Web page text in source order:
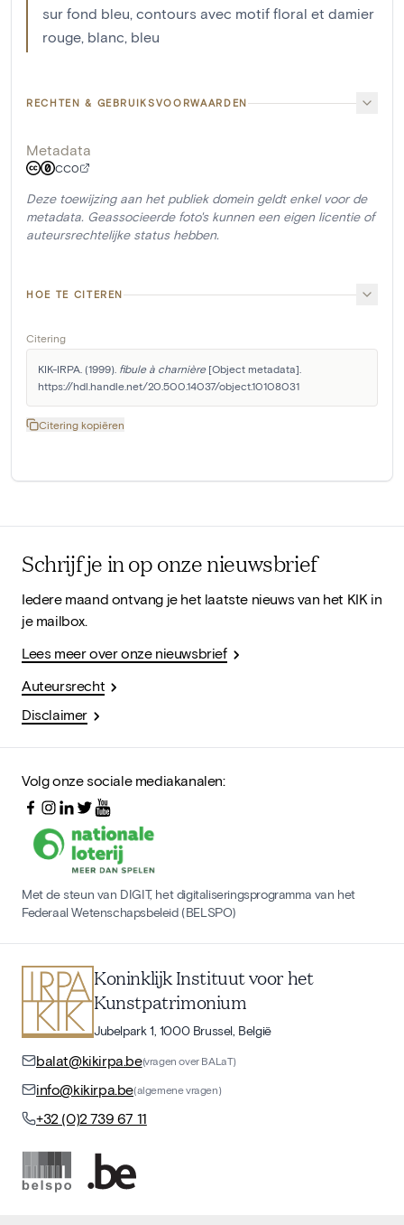
sur fond bleu, contours avec motif floral et damier
rouge, blanc, bleu
RECHTEN & GEBRUIKSVOORWAARDEN
Metadata
CC0
Deze toewijzing aan het publiek domein geldt enkel voor de
metadata. Geassocieerde foto's kunnen een eigen licentie of
auteursrechtelijke status hebben.
HOE TE CITEREN
Citering
KIK-IRPA. (1999). fibule à charnière [Object metadata].
https://hdl.handle.net/20.500.14037/object.10108031
Citering kopiëren
Schrijf je in op onze nieuwsbrief
Iedere maand ontvang je het laatste nieuws van het KIK in
je mailbox.
Lees meer over onze nieuwsbrief
Auteursrecht
Disclaimer
Volg onze sociale mediakanalen:
Met de steun van DIGIT, het digitaliseringsprogramma van het
Federaal Wetenschapsbeleid (BELSPO)
Koninklijk Instituut voor het
Kunstpatrimonium
Jubelpark 1, 1000 Brussel, België
balat@kikirpa.be(vragen over BALaT)
info@kikirpa.be(algemene vragen)
+32 (0)2 739 67 11